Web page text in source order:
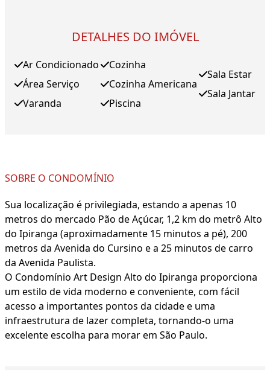
DETALHES DO IMÓVEL
Ar Condicionado
Área Serviço
Varanda
Cozinha
Cozinha Americana
Piscina
Sala Estar
Sala Jantar
SOBRE O CONDOMÍNIO
Sua localização é privilegiada, estando a apenas 10
metros do mercado Pão de Açúcar, 1,2 km do metrô Alto
do Ipiranga (aproximadamente 15 minutos a pé), 200
metros da Avenida do Cursino e a 25 minutos de carro
da Avenida Paulista.
O Condomínio Art Design Alto do Ipiranga proporciona
um estilo de vida moderno e conveniente, com fácil
acesso a importantes pontos da cidade e uma
infraestrutura de lazer completa, tornando-o uma
excelente escolha para morar em São Paulo.